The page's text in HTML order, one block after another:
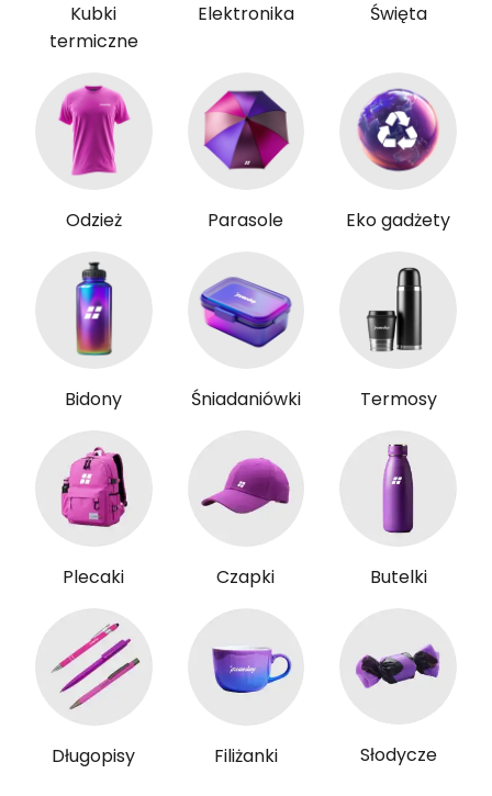
Kubki
termiczne
Elektronika Święta
Odzież Parasole Eko gadżety
Bidony Śniadaniówki Termosy
Plecaki Czapki Butelki
Długopisy Filiżanki Słodycze